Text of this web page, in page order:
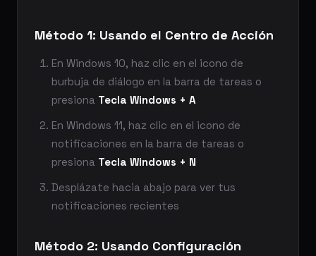
Método 1: Usando el Centro de Acción
En Windows 10, haz clic en el icono de
burbuja de diálogo en la barra de tareas o
presiona Tecla Windows + A
En Windows 11, haz clic en el icono de
notificaciones en la barra de tareas o
presiona Tecla Windows + N
Desplázate hacia abajo para ver tus
notificaciones recientes
Método 2: Usando Configuración